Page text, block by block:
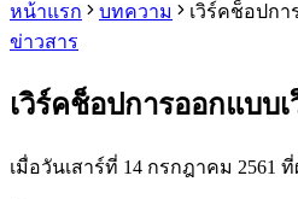
หน้าแรก บทความ
เวิร์คช็อปกา
ข่าวสาร
เวิร์คช็อปการออกแบบ
เมื่อวันเสาร์ที่ 14 กรกฎาคม 2561